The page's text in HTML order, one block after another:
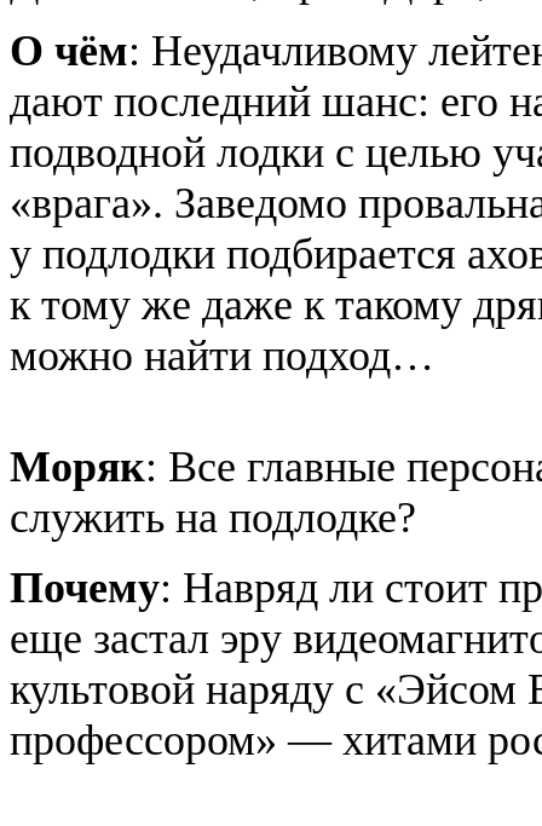
О чём: Неудачливому
дают последний шанс: его
подводной лодки с целью
«врага». Заведомо
у подлодки подбирается
к тому же даже к такому
можно найти подход…
Моряк: Все главные
служить на подлодке?
Почему: Навряд ли стоит
еще застал эру
культовой наряду с «Эйсом
профессором» — хитами